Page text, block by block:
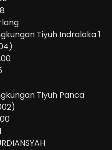
Tiyuh Indraloka 1
Tiyuh Panca